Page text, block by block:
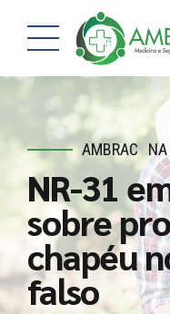
AMBRAC
NR-31
sobre
chapéu
falso